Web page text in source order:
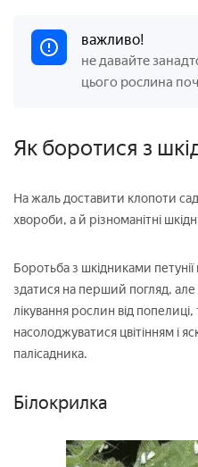
важливо!
не давайте
цього рослина
Як боротися з
На жаль доставити клопоти
хвороби, а й різноманітні
Боротьба з шкідниками
здатися на перший погляд, але
лікування рослин від
насолоджуватися цвітінням і
палісадника.
Білокрилка